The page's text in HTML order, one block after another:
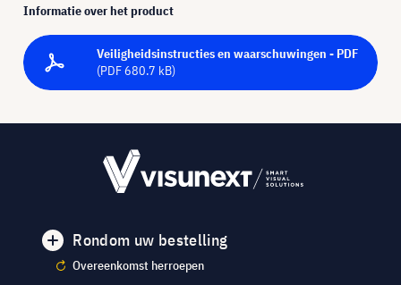
Informatie over het product
Veiligheidsinstructies en waarschuwingen - PDF
(PDF 680.7 kB)
Rondom uw bestelling
Overeenkomst herroepen